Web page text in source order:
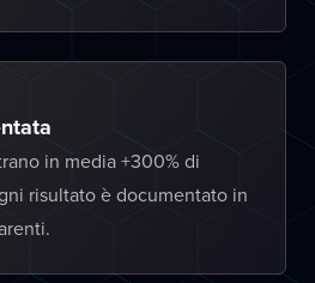
in media +300% di
risultato è documentato in